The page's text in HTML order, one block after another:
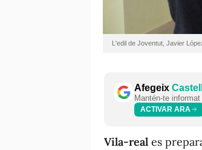
L'edil de Joventut, Javier
Afegeix
Mantén-te
ACTIVAR ARA
Vila-real es